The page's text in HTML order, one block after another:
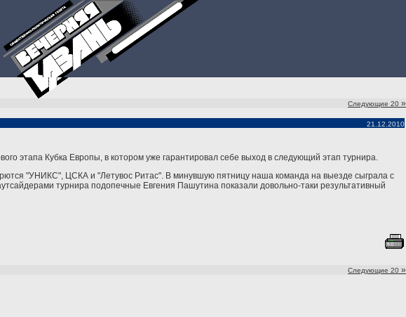
Следующие 20 »
21.12.2010
этапа Кубка Европы, в котором уже гарантировал себе выход в следующий этап турнира.
"УНИКС", ЦСКА и "Летувос Ритас". В минувшую пятницу наша команда на выезде сыграла с
турнира подопечные Евгения Пашутина показали довольно-таки результативный
Следующие 20 »